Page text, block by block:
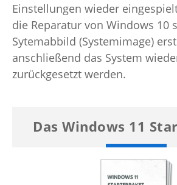
Einstellungen wieder
die Reparatur von Windows 10
Sytemabbild (Systemimage)
anschließend das System
zurückgesetzt werden.